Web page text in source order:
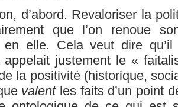
d’abord. Revaloriser la
que l’on renoue
en elle. Cela veut dire
appelait justement le «
la positivité (historique,
valentles faits d’un point